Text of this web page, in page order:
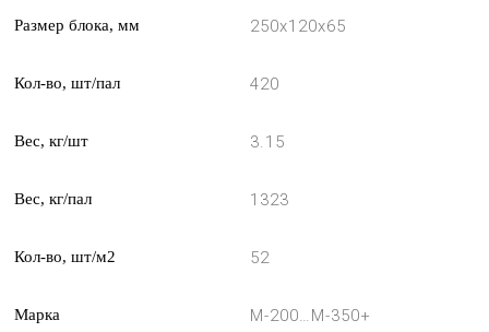
Размер блока, мм 250x120x65
Кол-во, шт/пал 420
Вес, кг/шт 3.15
Вес, кг/пал 1323
Кол-во, шт/м2 52
Марка М-200…М-350+